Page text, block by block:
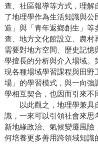
查、社區報導等方式，理解
了地理學作為生活知識與
造」與「青年返鄉創生」等
查、地方文化館設立、農村
需要對地方空間、歷史記
學擅長的分析與介入場域。
現各種場域學習課程與田野
場」的學習模式，與一向強
學相互契合，也因而引來不
以此觀之，地理學兼具
識，一來可以引領社會來思
新地緣政治、氣候變遷風險
何培養更多善用跨領域知識